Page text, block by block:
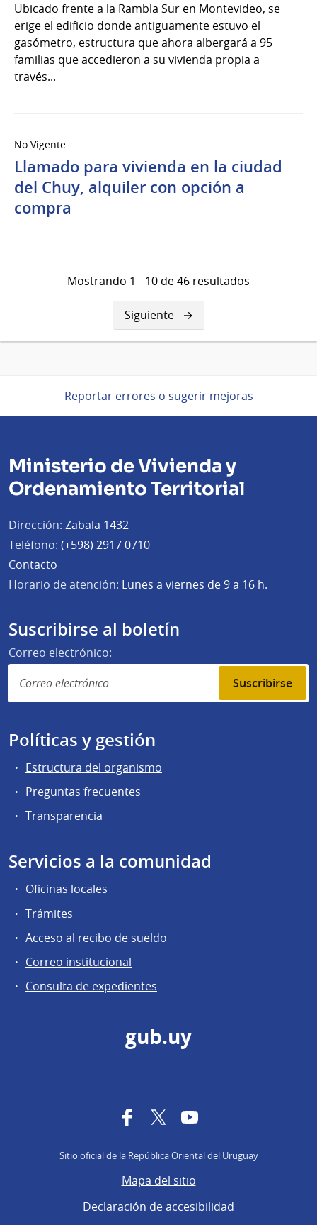
Ubicado frente a la Rambla Sur en Montevideo, se
erige el edificio donde antiguamente estuvo el
gasómetro, estructura que ahora albergará a 95
familias que accedieron a su vivienda propia a
través...
No Vigente
Llamado para vivienda en la ciudad
del Chuy, alquiler con opción a
compra
Mostrando 1 - 10 de 46 resultados
Siguiente
página
Siguiente
Reportar errores o sugerir mejoras
Ministerio de Vivienda y
Ordenamiento Territorial
Dirección: Zabala 1432
Teléfono: (+598) 2917 0710
Contacto
Horario de atención: Lunes a viernes de 9 a 16 h.
Suscribirse al boletín
Correo electrónico:
Suscribirse
Políticas y gestión
Estructura del organismo
Preguntas frecuentes
Transparencia
Servicios a la comunidad
Oficinas locales
Trámites
Acceso al recibo de sueldo
Correo institucional
Consulta de expedientes
gub.uy
FacebookTwitterYouTube
Sitio oficial de la República Oriental del Uruguay
Mapa del sitio
Declaración de accesibilidad